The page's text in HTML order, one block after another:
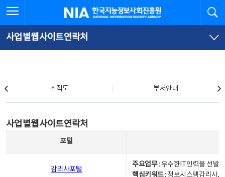
문
로
가
체
뉴
바
가
한국지능정보사회진흥원
사업별웹사이트연락처
조직도 부서안내
사업별웹사이트연락처
포털
감리사포털
주요업무: 우수한IT인력을 선발
핵심키워드: 정보시스템감리사,